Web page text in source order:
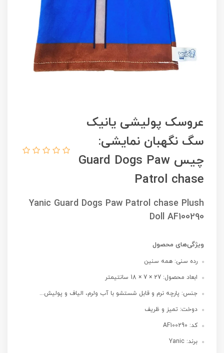
عروسک پولیشی یانیک
سگ نگهبان نمایشی:
چیس Guard Dogs Paw
Patrol chase
Yanic Guard Dogs Paw Patrol chase Plush
Doll AF100290
ویژگی‌های محصول
رده سنی: همه سنین
ابعاد محصول: 27 × 7 × 18 سانتیمتر
جنس: پارچه نرم و قابل شستشو با آب ولرم، الیاف و پولیش...
دوخت: تمیز و ظریف
کد: AF100290
برند: Yanic